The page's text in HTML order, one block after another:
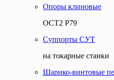
Опоры клиновые
ОСТ2 Р79
Суппорты СУТ
на токарные станки
Шарико-винтовые